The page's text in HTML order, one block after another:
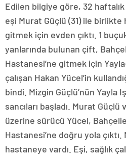
Edilen bilgiye göre, 32
eşi Murat Güçlü (31) ile
gitmek için evden çıktı. 1
yanlarında bulunan çift,
Hastanesi’ne gitmek için
çalışan Hakan Yücel’in
bindi. Mizgin Güçlü’nün Yayla
sancıları başladı. Murat Güçlü
üzerine sürücü Yücel,
Hastanesi’ne doğru yola
hastaneye vardı. Eşi, sağlık